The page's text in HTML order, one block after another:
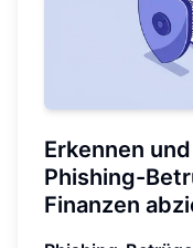
Erkennen
Phishing-
Finanzen